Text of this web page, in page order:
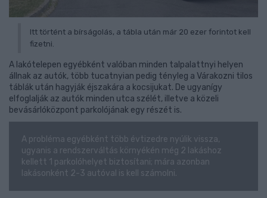
Itt történt a bírságolás, a tábla után már 20 ezer forintot kell
fizetni.
A lakótelepen egyébként valóban minden talpalattnyi helyen
állnak az autók, több tucatnyian pedig tényleg a Várakozni tilos
táblák után hagyják éjszakára a kocsijukat. De ugyanígy
elfoglalják az autók minden utca szélét, illetve a közeli
bevásárlóközpont parkolójának egy részét is.
A probléma egyébként több évtizedre nyúlik vissza,
ugyanis a rendszerváltás környékén még 2 lakáshoz
kellett 1 parkolóhelyet biztosítani; mára azonban
lakásonként 2-3 autóval is kell számolni.